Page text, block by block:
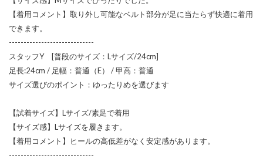
【着用コメント】取り外し可能なベルト部分が足に当たらず快適に着用
できます。
-----------------------------
スタッフY [普段のサイズ：Lサイズ/24cm]
足長:24cm / 足幅：普通（E） / 甲高：普通
サイズ選びのポイント：ゆったりめを選びます
【試着サイズ】Lサイズ/素足で着用
【サイズ感】Lサイズを履きます。
【着用コメント】ヒールの高低差がなく安定感があります。
-----------------------------